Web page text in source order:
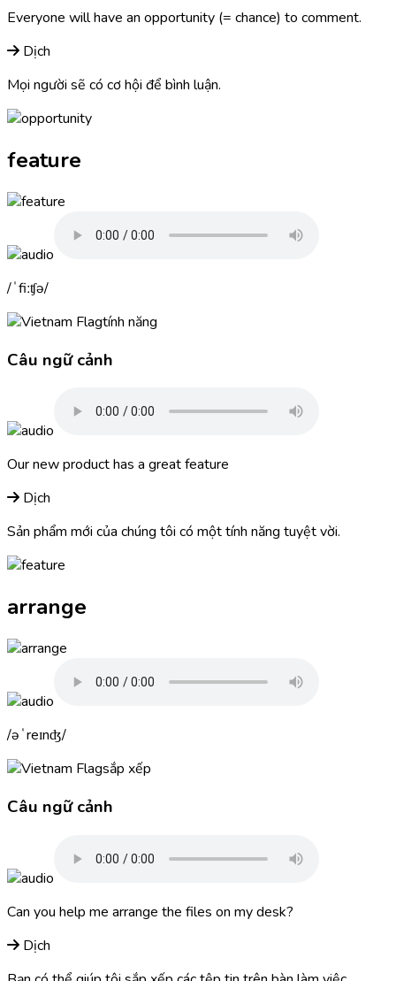
Everyone will have an opportunity (= chance) to comment.
Dịch
Mọi người sẽ có cơ hội để bình luận.
feature
ˈfiːʧə
tính năng
Câu ngữ cảnh
Our new product has a greatfeature
Dịch
Sản phẩm mới của chúng tôi có một tính năng tuyệt vời.
arrange
əˈreɪnʤ
sắp xếp
Câu ngữ cảnh
Can you help me arrange the files on my desk?
Dịch